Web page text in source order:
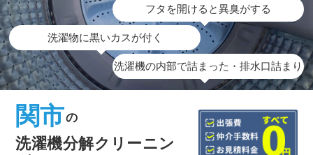
フタを開けると異臭がする
洗濯物に黒いカスが付く
洗濯機の内部で詰まった・排水口詰まり
関市の
洗濯機分解クリーニン